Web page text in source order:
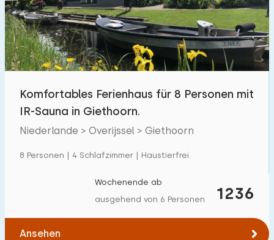
Schwimmbad 1700 +
Eingezäunter Garten 600 +
Haustierfrei 1800 +
Ladestation Auto
€ 0 — € 1000+
Komfortables Ferienhaus für 8 Personen mit
IR-Sauna in Giethoorn.
Niederlande > Overijssel > Giethoorn
8 Personen | 4 Schlafzimmer | Haustierfrei
1236
Wochenende ab
ausgehend von 6 Personen
Ansehen